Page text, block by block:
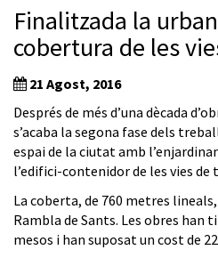
Finalitzada la
cobertura de les
21 Agost, 2016
Després de més d’una dècada
s’acaba la segona fase dels
espai de la ciutat amb
l’edifici-contenidor de les vies de
La coberta, de 760 metres
Rambla de Sants. Les obres han
mesos i han suposat un cost de